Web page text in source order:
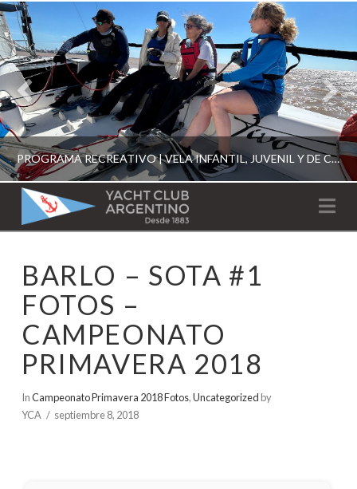
PROGRAMA RECREATIVO | VELA INFANTIL, JUVENIL Y DE CRUCERO 2026
ESCUELA RECREATIVA 2026
YACHT
CLUB
ARGENTINO
BARLO – SOTA #1
FOTOS –
CAMPEONATO
PRIMAVERA 2018
InCampeonato Primavera 2018 Fotos,Uncategorized by
YCA
septiembre 8, 2018